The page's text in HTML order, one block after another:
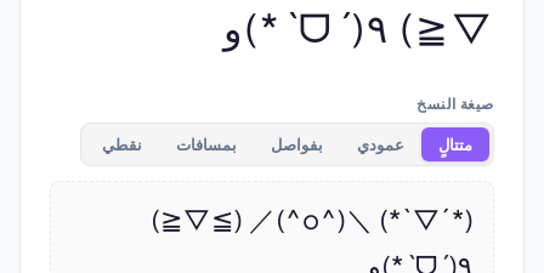
▽≦) ٩(ˊᗜˋ*)و
صيغة النسخ
متتالٍ عمودي بفواصل بمسافات نقطي
٩(ˊᗜˋ*)و